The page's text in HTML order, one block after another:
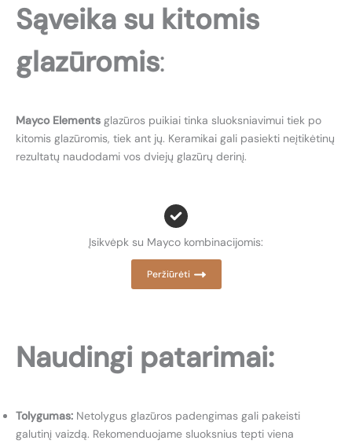
Sąveika su kitomis
glazūromis:
Mayco Elements glazūros puikiai tinka sluoksniavimui tiek po
kitomis glazūromis, tiek ant jų. Keramikai gali pasiekti neįtikėtinų
rezultatų naudodami vos dviejų glazūrų derinį.
Įsikvėpk su Mayco kombinacijomis:
Peržiūrėti
Naudingi patarimai:
Tolygumas: Netolygus glazūros padengimas gali pakeisti
galutinį vaizdą. Rekomenduojame sluoksnius tepti viena